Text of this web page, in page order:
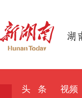
头 条 视频